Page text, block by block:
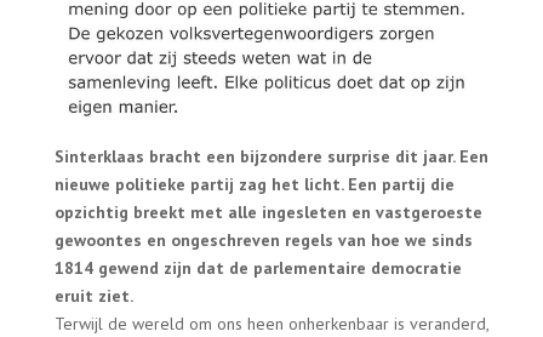
Sinterklaas bracht een bijzondere surprise dit jaar. Een
nieuwe politieke partij zag het licht. Een partij die
opzichtig breekt met alle ingesleten en vastgeroeste
gewoontes en ongeschreven regels van hoe we sinds
1814 gewend zijn dat de parlementaire democratie
eruit ziet.
Terwijl de wereld om ons heen onherkenbaar is veranderd,